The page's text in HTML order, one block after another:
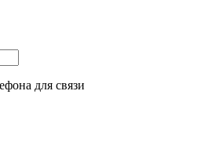
для связи